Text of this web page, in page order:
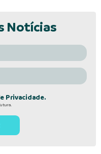
Notícias
Privacidade.